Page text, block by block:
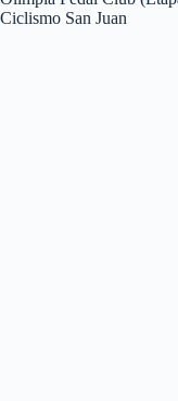
Ciclismo San Juan